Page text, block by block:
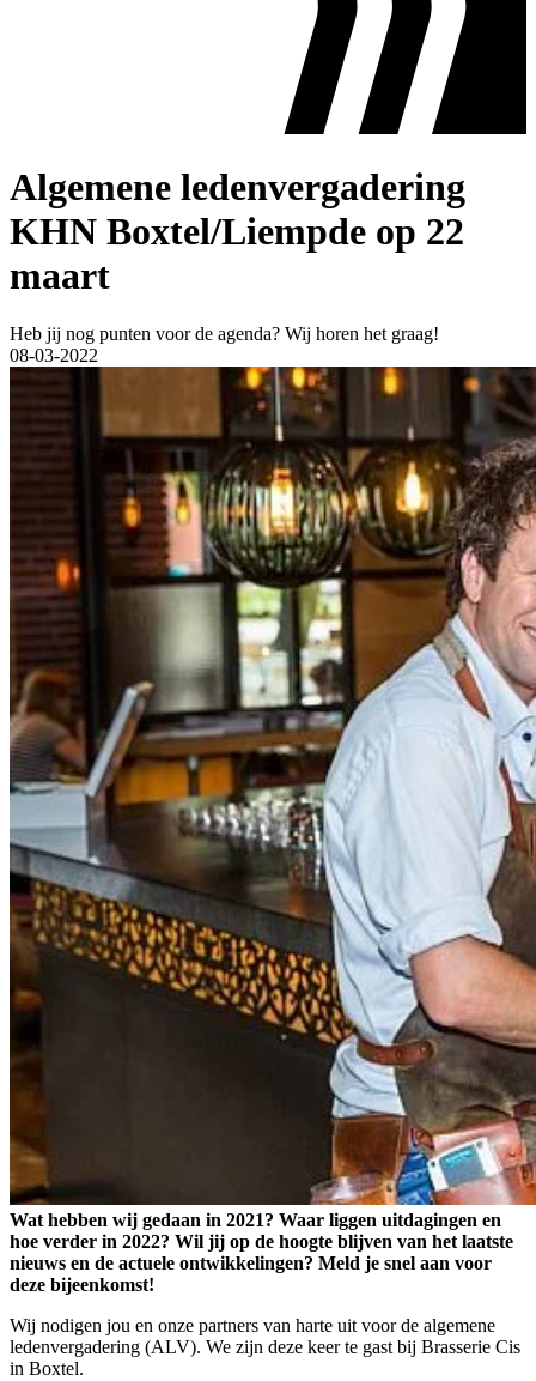
Algemene ledenvergadering
KHN Boxtel/Liempde op 22
maart
Heb jij nog punten voor de agenda? Wij horen het graag!
08-03-2022
Wat hebben wij gedaan in 2021? Waar liggen uitdagingen en
hoe verder in 2022? Wil jij op de hoogte blijven van het laatste
nieuws en de actuele ontwikkelingen? Meld je snel aan voor
deze bijeenkomst!
Wij nodigen jou en onze partners van harte uit voor de algemene
ledenvergadering (ALV). We zijn deze keer te gast bij Brasserie Cis
in Boxtel.